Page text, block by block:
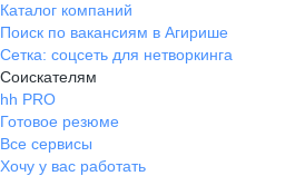
Каталог компаний
Поиск по вакансиям в Агирише
Сетка: соцсеть для нетворкинга
Соискателям
hh PRO
Готовое резюме
Все сервисы
Хочу у вас работать